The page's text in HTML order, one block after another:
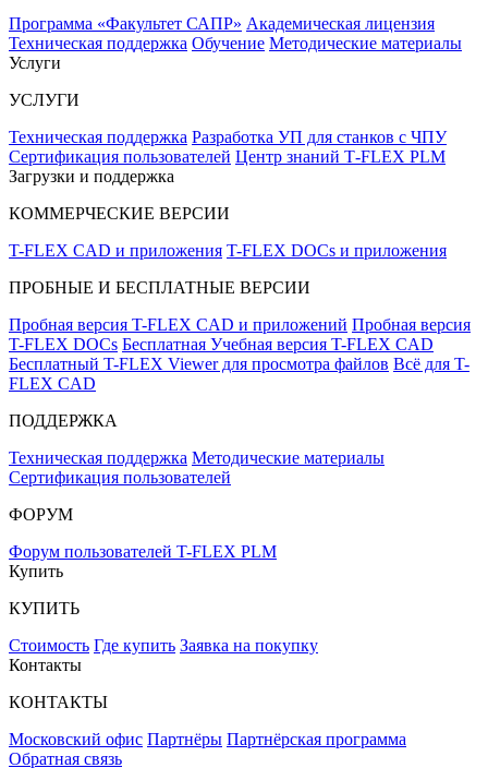
Программа «Факультет САПР» Академическая лицензия
Техническая поддержка Обучение Методические материалы
Услуги
УСЛУГИ
Техническая поддержка Разработка УП для станков с ЧПУ
Сертификация пользователей Центр знаний T‑FLEX PLM
Загрузки и поддержка
КОММЕРЧЕСКИЕ ВЕРСИИ
T-FLEX CAD и приложения T-FLEX DOCs и приложения
ПРОБНЫЕ И БЕСПЛАТНЫЕ ВЕРСИИ
Пробная версия T-FLEX CAD и приложений Пробная версия
T-FLEX DOCs Бесплатная Учебная версия T-FLEX CAD
Бесплатный T-FLEX Viewer для просмотра файлов Всё для T-
FLEX CAD
ПОДДЕРЖКА
Техническая поддержка Методические материалы
Сертификация пользователей
ФОРУМ
Форум пользователей T-FLEX PLM
Купить
КУПИТЬ
Стоимость Где купить Заявка на покупку
Контакты
КОНТАКТЫ
Московский офис Партнёры Партнёрская программа
Обратная связь